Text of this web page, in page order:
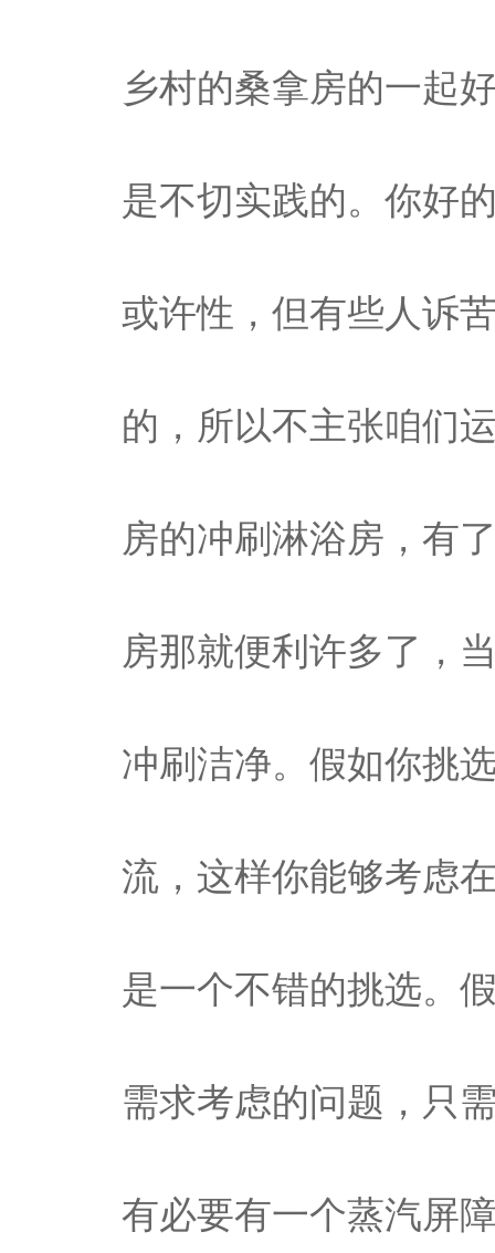
乡村的桑拿房的一起
是不切实践的。你好
或许性，但有些人诉
的，所以不主张咱们
房的冲刷淋浴房，有
房那就便利许多了，
冲刷洁净。假如你挑
流，这样你能够考虑
是一个不错的挑选。
需求考虑的问题，只
有必要有一个蒸汽屏